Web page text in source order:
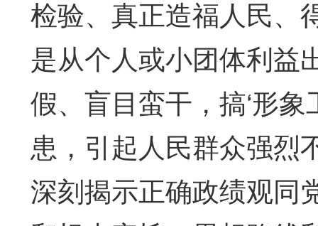
检验、真正造福人民、
是从个人或小团体利益
假、盲目蛮干，搞‘形象
患，引起人民群众强烈
深刻揭示正确政绩观同